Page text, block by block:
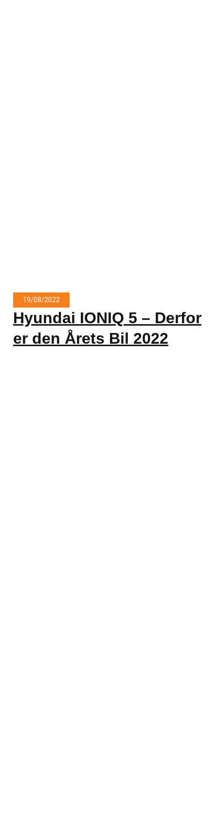
19/08/2022
Hyundai IONIQ 5 – Derfor
er den Årets Bil 2022